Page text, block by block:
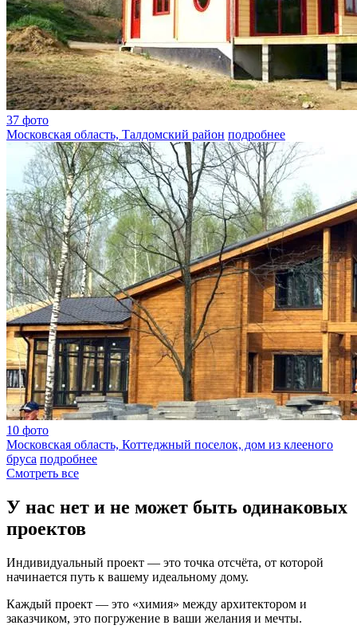
37 фото
Московская область, Талдомский район подробнее
10 фото
Московская область, Коттеджный поселок, дом из клееного
бруса подробнее
Cмотреть все
У нас нет и не может быть одинаковых
проектов
Индивидуальный проект — это точка отсчёта, от которой
начинается путь к вашему идеальному дому.
Каждый проект — это «химия» между архитектором и
заказчиком, это погружение в ваши желания и мечты.